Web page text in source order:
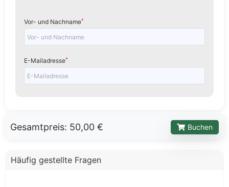
Vor- und Nachname*
E-Mailadresse*
Gesamtpreis: 50,00 € Buchen
Häufig gestellte Fragen